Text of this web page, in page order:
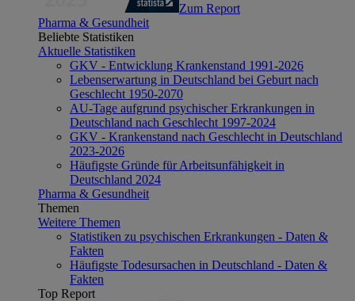
Zum Report
Pharma & Gesundheit
Beliebte Statistiken
Aktuelle Statistiken
GKV - Entwicklung Krankenstand 1991-2026
Lebenserwartung in Deutschland bei Geburt nach
Geschlecht 1950-2070
AU-Tage aufgrund psychischer Erkrankungen in
Deutschland nach Geschlecht 1997-2024
GKV - Krankenstand nach Geschlecht in Deutschland
2023-2026
Häufigste Gründe für Arbeitsunfähigkeit in
Deutschland 2024
Pharma & Gesundheit
Themen
Weitere Themen
Statistiken zu psychischen Erkrankungen - Daten &
Fakten
Häufigste Todesursachen in Deutschland - Daten &
Fakten
Top Report